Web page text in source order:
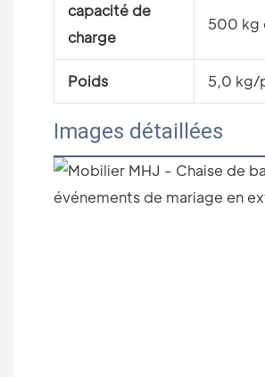
capacité de
charge
500 kg
Poids 5,0 kg/
Images détaillées